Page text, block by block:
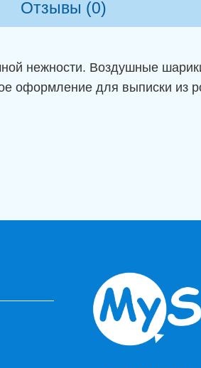
Отзывы (0)
нежности. Воздушные
оформление для выписки из